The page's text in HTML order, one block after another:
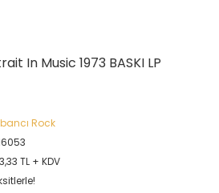
In Music 1973 BASKI LP
Rock
TL + KDV